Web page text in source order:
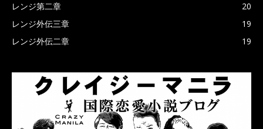
レンジ第二章
20
レンジ外伝三章
19
レンジ外伝二章
19